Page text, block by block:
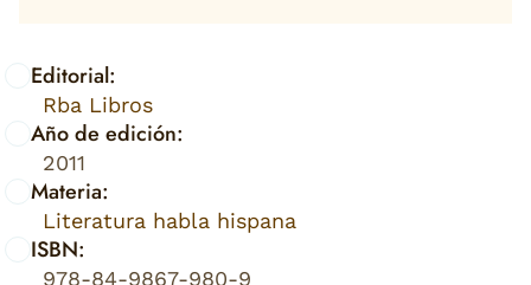
Editorial:
Rba Libros
Año de edición:
2011
Materia:
Literatura habla hispana
ISBN:
978-84-9867-980-9